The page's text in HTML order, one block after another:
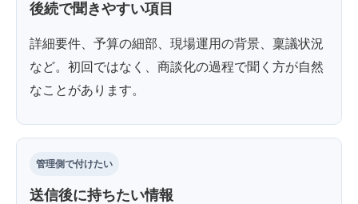
後続で聞きやすい項目
詳細要件、予算の細部、現場運用の背景、稟議状況
など。初回ではなく、商談化の過程で聞く方が自然
なことがあります。
管理側で付けたい
送信後に持ちたい情報